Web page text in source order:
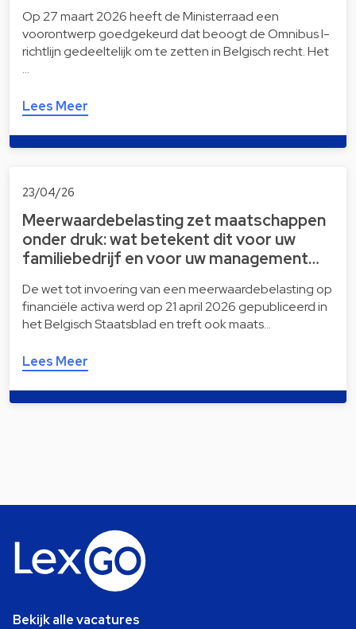
Op 27 maart 2026 heeft de Ministerraad een
voorontwerp goedgekeurd dat beoogt de Omnibus I-
richtlijn gedeeltelijk om te zetten in Belgisch recht. Het
…
Lees Meer
23/04/26
Meerwaardebelasting zet maatschappen
onder druk: wat betekent dit voor uw
familiebedrijf en voor uw management…
De wet tot invoering van een meerwaardebelasting op
financiële activa werd op 21 april 2026 gepubliceerd in
het Belgisch Staatsblad en treft ook maats…
Lees Meer
Bekijk alle vacatures